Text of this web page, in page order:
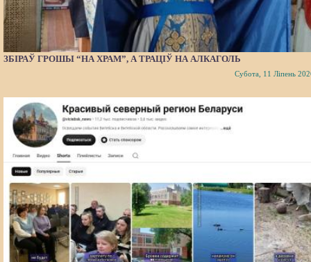
ЗБІРАЎ ГРОШЫ “НА ХРАМ”, А ТРАЦІЎ НА АЛКАГОЛЬ
Субота, 11 Ліпень